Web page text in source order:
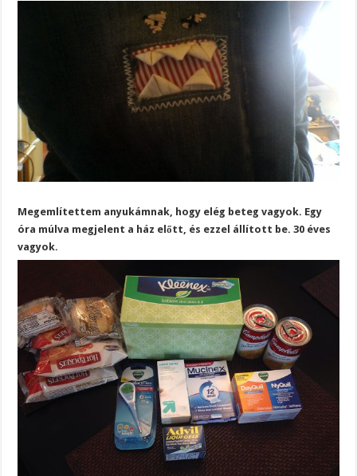
Megemlítettem anyukámnak, hogy elég beteg vagyok. Egy
óra múlva megjelent a ház előtt, és ezzel állított be. 30 éves
vagyok.